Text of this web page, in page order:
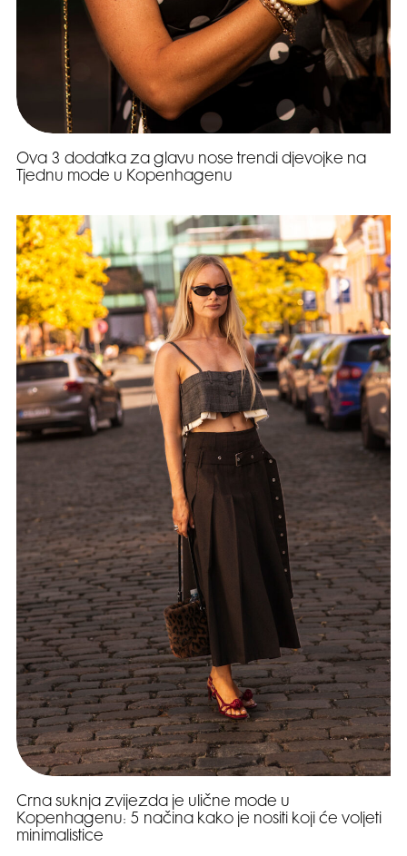
Ova 3 dodatka za glavu nose trendi djevojke na
Tjednu mode u Kopenhagenu
Crna suknja zvijezda je ulične mode u
Kopenhagenu: 5 načina kako je nositi koji će voljeti
minimalistice